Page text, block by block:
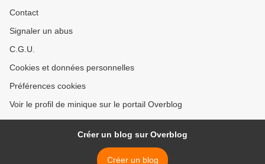
Contact
Signaler un abus
C.G.U.
Cookies et données personnelles
Préférences cookies
Voir le profil de minique sur le portail Overblog
Créer un blog sur Overblog
Créer un blog